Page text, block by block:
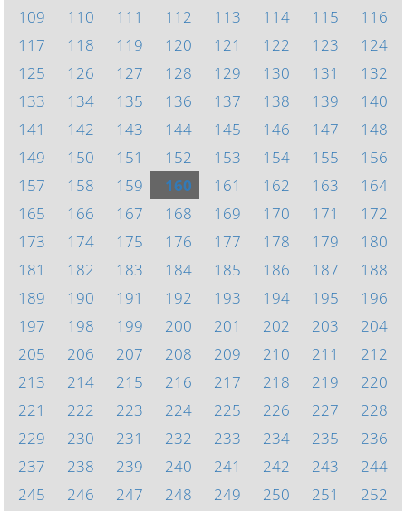
109
110 111 112 113 114 115
116
117
118 119 120 121 122 123
124
125
126 127 128 129 130 131
132
133
134 135 136 137 138 139
140
141
142 143 144 145 146 147
148
149
150 151 152 153 154 155
156
157
158 159 160 161 162 163
164
165
166 167 168 169 170 171
172
173
174 175 176 177 178 179
180
181
182 183 184 185 186 187
188
189
190 191 192 193 194 195
196
197
198 199 200 201 202 203
204
205
206 207 208 209 210 211
212
213
214 215 216 217 218 219
220
221
222 223 224 225 226 227
228
229
230 231 232 233 234 235
236
237
238 239 240 241 242 243
244
245
246 247 248 249 250 251
252